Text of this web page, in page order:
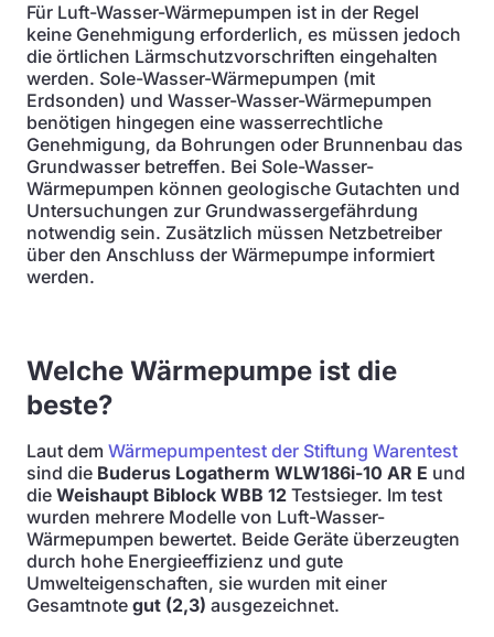
Für Luft-Wasser-Wärmepumpen ist in der Regel
keine Genehmigung erforderlich, es müssen jedoch
die örtlichen Lärmschutzvorschriften eingehalten
werden. Sole-Wasser-Wärmepumpen (mit
Erdsonden) und Wasser-Wasser-Wärmepumpen
benötigen hingegen eine wasserrechtliche
Genehmigung, da Bohrungen oder Brunnenbau das
Grundwasser betreffen. Bei Sole-Wasser-
Wärmepumpen können geologische Gutachten und
Untersuchungen zur Grundwassergefährdung
notwendig sein. Zusätzlich müssen Netzbetreiber
über den Anschluss der Wärmepumpe informiert
werden.
Welche Wärmepumpe ist die
beste?
Laut dem Wärmepumpentest der Stiftung Warentest
sind die Buderus Logatherm WLW186i-10 AR E und
die Weishaupt Biblock WBB 12 Testsieger. Im test
wurden mehrere Modelle von Luft-Wasser-
Wärmepumpen bewertet. Beide Geräte überzeugten
durch hohe Energieeffizienz und gute
Umwelteigenschaften, sie wurden mit einer
Gesamtnote gut (2,3) ausgezeichnet.